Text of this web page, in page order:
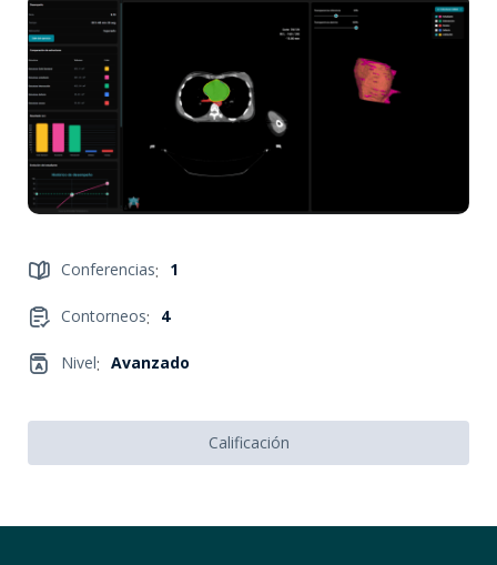
Conferencias: 1
Contorneos: 4
Nivel: Avanzado
Calificación